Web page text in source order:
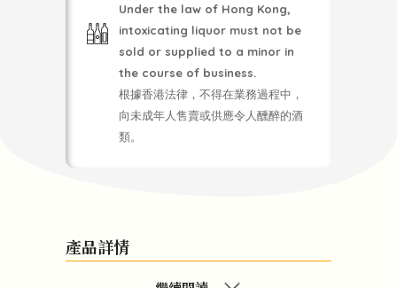
Under the law of Hong Kong,
intoxicating liquor must not be
sold or supplied to a minor in
the course of business.
根據香港法律，不得在業務過程中，
向未成年人售賣或供應令人醺醉的酒
類。
產品詳情